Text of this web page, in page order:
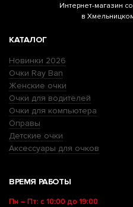
Интернет-магазин
в
КАТАЛОГ
Новинки 2026
Очки Ray Ban
Женские очки
Очки для водителей
Очки для компьютера
Оправы
Детские очки
Аксессуары для очков
ВРЕМЯ РАБОТЫ
Пн – Пт: с 10:00 до 19:00